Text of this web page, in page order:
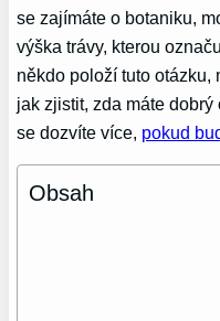
se zajímáte o botaniku,
výška trávy, kterou
někdo položí tuto otázku,
jak zjistit, zda máte
se dozvíte více, pokud
Obsah